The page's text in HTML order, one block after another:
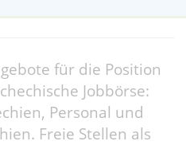
für die Position
Jobbörse:
Personal und
Freie Stellen als